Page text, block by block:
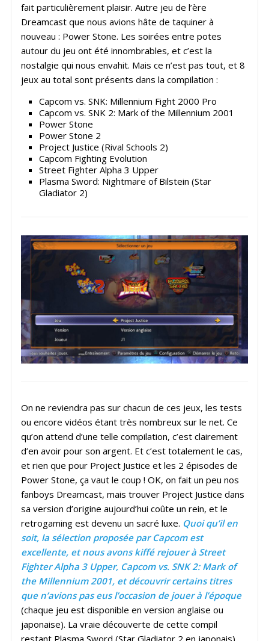
fait particulièrement plaisir. Autre jeu de l’ère
Dreamcast que nous avions hâte de taquiner à
nouveau : Power Stone. Les soirées entre potes
autour du jeu ont été innombrables, et c’est la
nostalgie qui nous envahit. Mais ce n’est pas tout, et 8
jeux au total sont présents dans la compilation :
Capcom vs. SNK: Millennium Fight 2000 Pro
Capcom vs. SNK 2: Mark of the Millennium 2001
Power Stone
Power Stone 2
Project Justice (Rival Schools 2)
Capcom Fighting Evolution
Street Fighter Alpha 3 Upper
Plasma Sword: Nightmare of Bilstein (Star
Gladiator 2)
On ne reviendra pas sur chacun de ces jeux, les tests
ou encore vidéos étant très nombreux sur le net. Ce
qu’on attend d’une telle compilation, c’est clairement
d’en avoir pour son argent. Et c’est totalement le cas,
et rien que pour Project Justice et les 2 épisodes de
Power Stone, ça vaut le coup ! OK, on fait un peu nos
fanboys Dreamcast, mais trouver Project Justice dans
sa version d’origine aujourd’hui coûte un rein, et le
retrogaming est devenu un sacré luxe. Quoi qu’il en
soit, la sélection proposée par Capcom est
excellente, et nous avons kiffé rejouer à Street
Fighter Alpha 3 Upper, Capcom vs. SNK 2: Mark of
the Millennium 2001, et découvrir certains titres
que n’avions pas eus l’occasion de jouer à l’époque
(chaque jeu est disponible en version anglaise ou
japonaise). La vraie découverte de cette compil